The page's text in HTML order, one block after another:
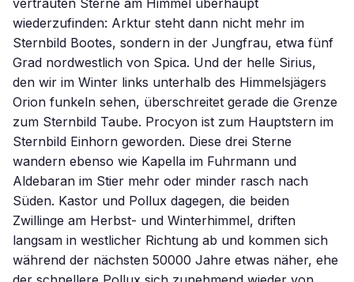
vertrauten Sterne am Himmel überhaupt
wiederzufinden: Arktur steht dann nicht mehr im
Sternbild Bootes, sondern in der Jungfrau, etwa fünf
Grad nordwestlich von Spica. Und der helle Sirius,
den wir im Winter links unterhalb des Himmelsjägers
Orion funkeln sehen, überschreitet gerade die Grenze
zum Sternbild Taube. Procyon ist zum Hauptstern im
Sternbild Einhorn geworden. Diese drei Sterne
wandern ebenso wie Kapella im Fuhrmann und
Aldebaran im Stier mehr oder minder rasch nach
Süden. Kastor und Pollux dagegen, die beiden
Zwillinge am Herbst- und Winterhimmel, driften
langsam in westlicher Richtung ab und kommen sich
während der nächsten 50000 Jahre etwas näher, ehe